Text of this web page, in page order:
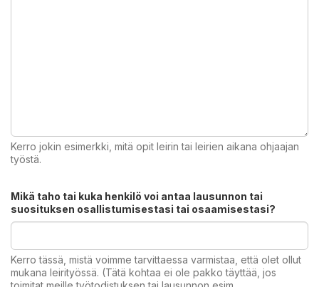
Kerro jokin esimerkki, mitä opit leirin tai leirien aikana ohjaajan
työstä.
Mikä taho tai kuka henkilö voi antaa lausunnon tai
suosituksen osallistumisestasi tai osaamisestasi?
Kerro tässä, mistä voimme tarvittaessa varmistaa, että olet ollut
mukana leirityössä. (Tätä kohtaa ei ole pakko täyttää, jos